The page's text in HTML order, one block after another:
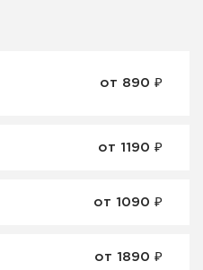
от 890 ₽
от 1190 ₽
от 1090 ₽
от 1890 ₽